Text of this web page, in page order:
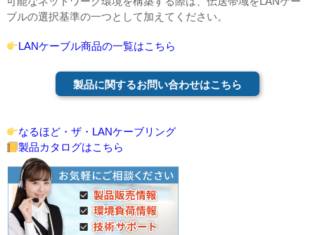
ブルの選択基準の一つとして加えてください。
LANケーブル商品の一覧はこちら
製品に関するお問い合わせはこちら
なるほど・ザ・LANケーブリング
製品カタログはこちら